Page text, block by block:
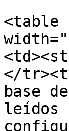
<table
</
base
leídos